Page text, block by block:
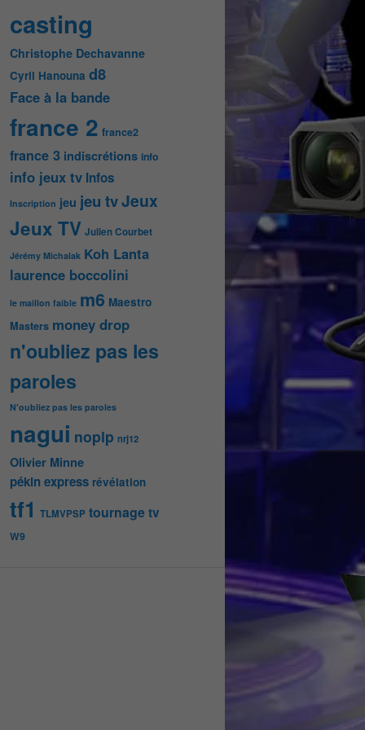
casting
Christophe Dechavanne
Cyril Hanouna d8
Face à la bande
france 2 france2
france 3 indiscrétions info
info jeux tv Infos
Inscription jeu jeu tvJeux
Jeux TV Julien Courbet
Jérémy Michalak Koh Lanta
laurence boccolini
le maillon faible m6 Maestro
Masters money drop
n'oubliez pas les
paroles
N'oubliez pas les paroles
nagui noplp nrj12
Olivier Minne
pékin express révélation
tf1 TLMVPSP tournagetv
W9